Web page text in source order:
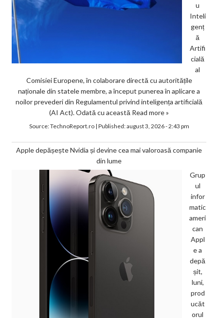
u
Inteli
genț
ă
Artifi
cială
al
Comisiei Europene, în colaborare directă cu autoritățile
naționale din statele membre, a început punerea în aplicare a
noilor prevederi din Regulamentul privind inteligența artificială
(AI Act). Odată cu această Read more »
Source:TechnoReport.ro| Published:august 3, 2026 - 2:43 pm
Apple depășește Nvidia și devine cea mai valoroasă companie
din lume
Grup
ul
infor
matic
ameri
can
Appl
e a
depă
șit,
luni,
prod
ucăt
orul